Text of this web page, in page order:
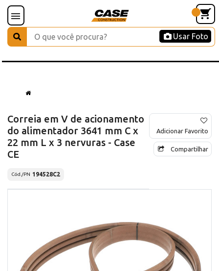
Usar Foto
Correia em V de acionamento
do alimentador 3641 mm C x
22 mm L x 3 nervuras - Case
CE
Cód./PN 194528C2
Adicionar Favorito
Compartilhar